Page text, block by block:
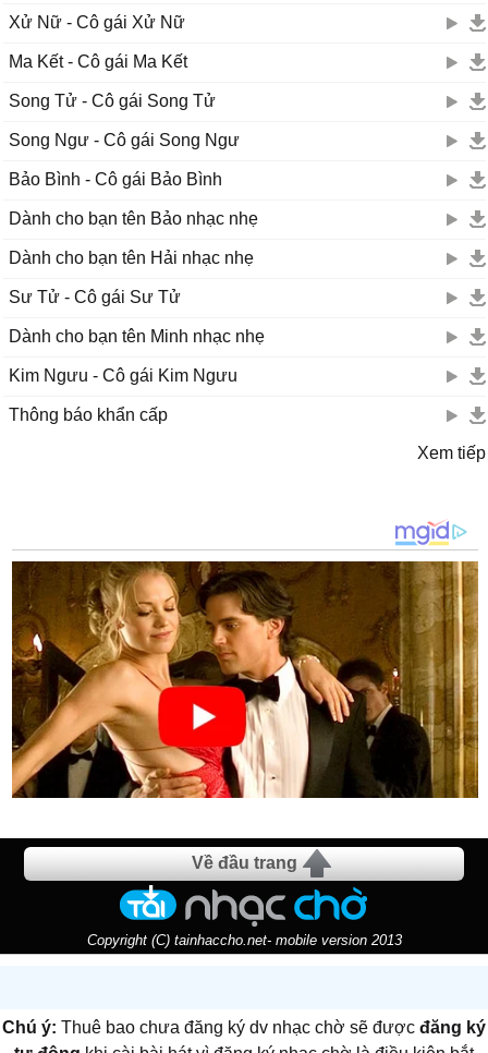
Xử Nữ - Cô gái Xử Nữ
Ma Kết - Cô gái Ma Kết
Song Tử - Cô gái Song Tử
Song Ngư - Cô gái Song Ngư
Bảo Bình - Cô gái Bảo Bình
Dành cho bạn tên Bảo nhạc nhẹ
Dành cho bạn tên Hải nhạc nhẹ
Sư Tử - Cô gái Sư Tử
Dành cho bạn tên Minh nhạc nhẹ
Kim Ngưu - Cô gái Kim Ngưu
Thông báo khẩn cấp
Xem tiếp
Về đầu trang
Copyright (C) tainhaccho.net- mobile version 2013
Chú ý: Thuê bao chưa đăng ký dv nhạc chờ sẽ được đăng ký